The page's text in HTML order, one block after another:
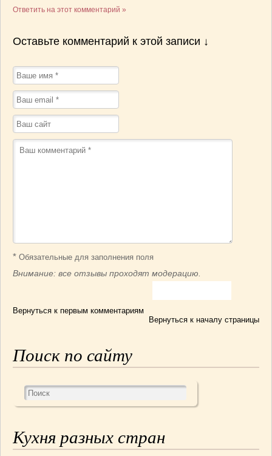
Ответить на этот комментарий »
Оставьте комментарий к этой записи ↓
* Обязательные для заполнения поля
Внимание: все отзывы проходят модерацию.
Вернуться к первым комментариям
Вернуться к началу страницы
Поиск по сайту
Кухня разных стран